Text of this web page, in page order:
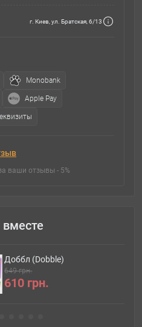
г. Киев, ул. Братская, 6/13
Monobank
Apple Pay
ваши отзывы - 5%